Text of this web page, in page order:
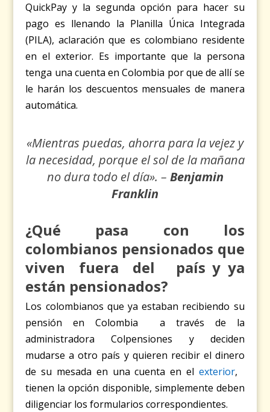
QuickPay y la segunda opción para hacer su
pago es llenando la Planilla Única Integrada
(PILA), aclaración que es colombiano residente
en el exterior. Es importante que la persona
tenga una cuenta en Colombia por que de allí se
le harán los descuentos mensuales de manera
automática.
«Mientras puedas, ahorrapara la vejez y
la necesidad, porque el sol de la mañana
no dura todo el día». – Benjamin
Franklin
¿Qué pasa con los
colombianos pensionados que
viven
fuera
del país y ya
están pensionados?
Los colombianos que ya estaban recibiendo su
pensión en Colombia a través de la
administradora Colpensiones y deciden
mudarse a otro país y quieren recibir el dinero
de su mesada en una cuenta en el exterior,
tienen la opción disponible, simplemente deben
diligenciar los formularios correspondientes.